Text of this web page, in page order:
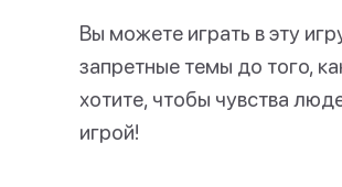
Вы можете играть в эту
запретные темы до того,
хотите, чтобы чувства
игрой!